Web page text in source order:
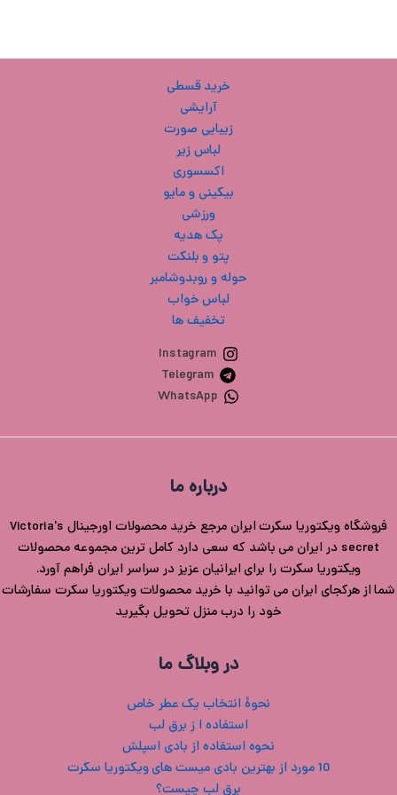
خرید قسطی
آرایشی
زیبایی صورت
لباس زیر
اکسسوری
بیکینی و مایو
ورزشی
پک هدیه
پتو و بلنکت
حوله و روبدوشامبر
لباس خواب
تخفیف ها
Instagram
Telegram
WhatsApp
درباره ما
فروشگاه ویکتوریا سکرت ایران مرجع خرید محصولات اورجینال Victoria's
secret در ایران می باشد که سعی دارد کامل ترین مجموعه محصولات
ویکتوریا سکرت را برای ایرانیان عزیز در سراسر ایران فراهم آورد.
شما از هرکجای ایران می توانید با خرید محصولات ویکتوریا سکرت سفارشات
خود را درب منزل تحویل بگیرید
در وبلاگ ما
نحوۀ انتخاب یک عطر خاص
استفاده ا ز برق لب
نحوه استفاده از بادی اسپلش
10 مورد از بهترین بادی میست های ویکتوریا سکرت
برق لب چیست؟